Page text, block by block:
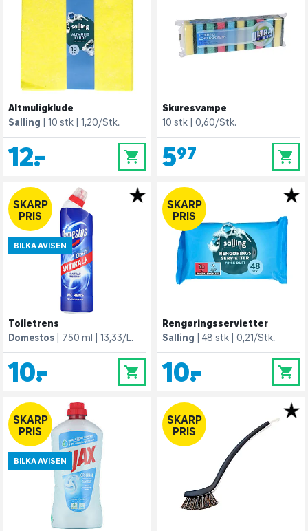
Altmuligklude
Salling
10 stk 1,20/Stk.
12,- 0
Skuresvampe
10 stk
0,60/Stk.
5,97 0
SKARP
PRIS
BILKA AVISEN
Toiletrens
Domestos
750 ml 13,33/L.
10,- 0
SKARP
PRIS
Rengøringsservietter
Salling
48 stk 0,21/Stk.
10,- 0
SKARP
PRIS
BILKA AVISEN
SKARP
PRIS